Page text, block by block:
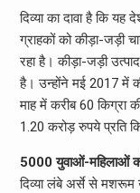
दिव्या का दावा है कि
ग्राहकों को कीड़ा-जड़ी
रहा है। कीड़ा-जड़ी
है। उन्होंने मई 2017 में
माह में करीब 60 किग्रा
1.20 करोड़ रुपये प्रति
5000 युवाओं-महिलाओं
दिव्या लंबे अर्से से मशरूम